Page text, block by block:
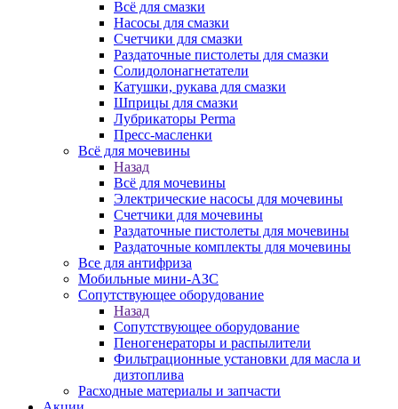
Всё для смазки
Насосы для смазки
Счетчики для смазки
Раздаточные пистолеты для смазки
Солидолонагнетатели
Катушки, рукава для смазки
Шприцы для смазки
Лубрикаторы Perma
Пресс-масленки
Всё для мочевины
Назад
Всё для мочевины
Электрические насосы для мочевины
Счетчики для мочевины
Раздаточные пистолеты для мочевины
Раздаточные комплекты для мочевины
Все для антифриза
Мобильные мини-АЗС
Сопутствующее оборудование
Назад
Сопутствующее оборудование
Пеногенераторы и распылители
Фильтрационные установки для масла и
дизтоплива
Расходные материалы и запчасти